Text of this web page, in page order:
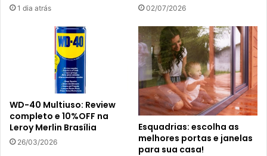
1 dia atrás 02/07/2026
WD-40 Multiuso: Review
completo e 10%OFF na
Leroy Merlin Brasília
26/03/2026
Esquadrias: escolha as
melhores portas e janelas
para sua casa!